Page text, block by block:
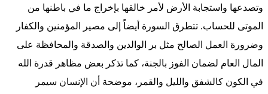
وتصدعها واستجابة الأرض لأمر خالقها بإخراج ما في باطنها من
الموتى للحساب. تتطرق السورة أيضاً إلى مصير المؤمنين والكفار
وضرورة العمل الصالح مثل بر الوالدين والصدقة والمحافظة على
المال العام لضمان الفوز بالجنة، كما تذكر بعض مظاهر قدرة الله
في الكون كالشفق والليل والقمر، موضحة أن الإنسان سيمر